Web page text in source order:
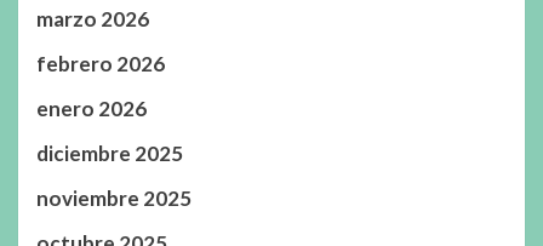
marzo 2026
febrero 2026
enero 2026
diciembre 2025
noviembre 2025